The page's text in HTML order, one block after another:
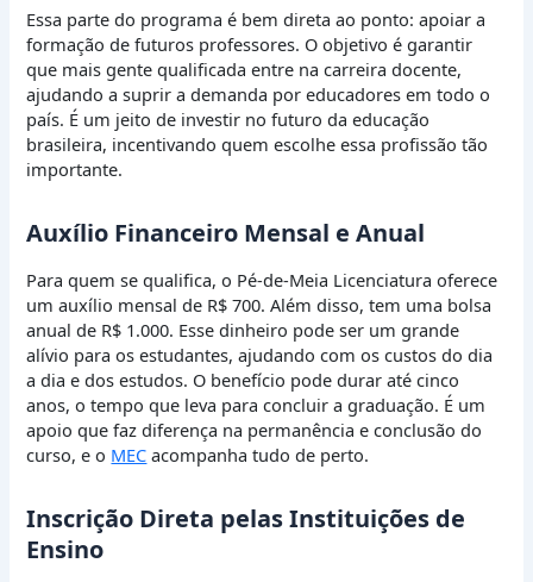
Essa parte do programa é bem direta ao ponto: apoiar a
formação de futuros professores. O objetivo é garantir
que mais gente qualificada entre na carreira docente,
ajudando a suprir a demanda por educadores em todo o
país. É um jeito de investir no futuro da educação
brasileira, incentivando quem escolhe essa profissão tão
importante.
Auxílio Financeiro Mensal e Anual
Para quem se qualifica, o Pé-de-Meia Licenciatura oferece
um auxílio mensal de R$ 700. Além disso, tem uma bolsa
anual de R$ 1.000. Esse dinheiro pode ser um grande
alívio para os estudantes, ajudando com os custos do dia
a dia e dos estudos. O benefício pode durar até cinco
anos, o tempo que leva para concluir a graduação. É um
apoio que faz diferença na permanência e conclusão do
curso, e o MEC acompanha tudo de perto.
Inscrição Direta pelas Instituições de
Ensino